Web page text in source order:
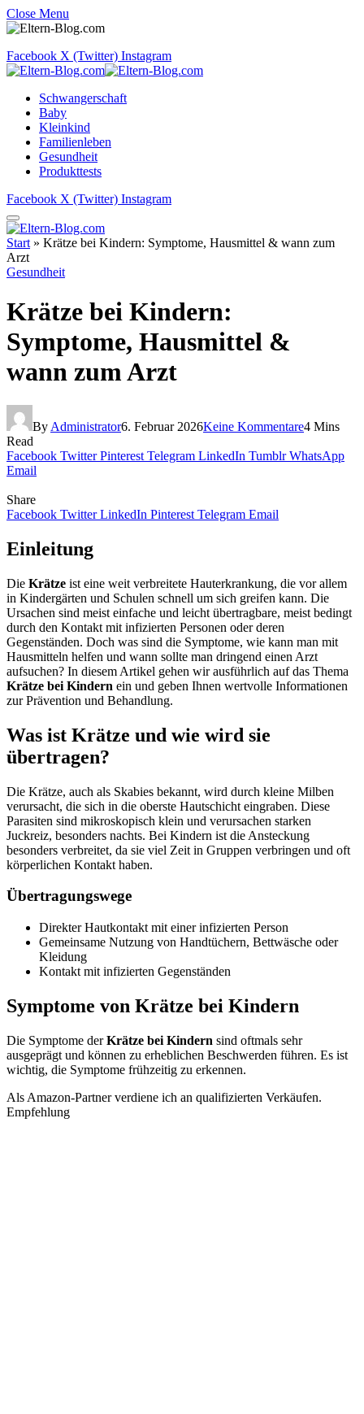
Close Menu
Facebook X (Twitter) Instagram
Schwangerschaft
Baby
Kleinkind
Familienleben
Gesundheit
Produkttests
Facebook X (Twitter) Instagram
Start » Krätze bei Kindern: Symptome, Hausmittel & wann zum
Arzt
Gesundheit
Krätze bei Kindern:
Symptome, Hausmittel &
wann zum Arzt
By Administrator6. Februar 2026Keine Kommentare4 Mins
Read
Facebook Twitter Pinterest Telegram LinkedIn Tumblr WhatsApp
Email
Share
Facebook Twitter LinkedIn Pinterest Telegram Email
Einleitung
Die Krätze ist eine weit verbreitete Hauterkrankung, die vor allem
in Kindergärten und Schulen schnell um sich greifen kann. Die
Ursachen sind meist einfache und leicht übertragbare, meist bedingt
durch den Kontakt mit infizierten Personen oder deren
Gegenständen. Doch was sind die Symptome, wie kann man mit
Hausmitteln helfen und wann sollte man dringend einen Arzt
aufsuchen? In diesem Artikel gehen wir ausführlich auf das Thema
Krätze bei Kindern ein und geben Ihnen wertvolle Informationen
zur Prävention und Behandlung.
Was ist Krätze und wie wird sie
übertragen?
Die Krätze, auch als Skabies bekannt, wird durch kleine Milben
verursacht, die sich in die oberste Hautschicht eingraben. Diese
Parasiten sind mikroskopisch klein und verursachen starken
Juckreiz, besonders nachts. Bei Kindern ist die Ansteckung
besonders verbreitet, da sie viel Zeit in Gruppen verbringen und oft
körperlichen Kontakt haben.
Übertragungswege
Direkter Hautkontakt mit einer infizierten Person
Gemeinsame Nutzung von Handtüchern, Bettwäsche oder
Kleidung
Kontakt mit infizierten Gegenständen
Symptome von Krätze bei Kindern
Die Symptome derKrätze bei Kindern sind oftmals sehr
ausgeprägt und können zu erheblichen Beschwerden führen. Es ist
wichtig, die Symptome frühzeitig zu erkennen.
Als Amazon-Partner verdiene ich an qualifizierten Verkäufen.
Empfehlung